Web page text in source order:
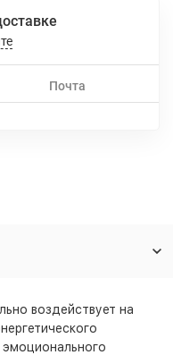
Почта
воздействует на